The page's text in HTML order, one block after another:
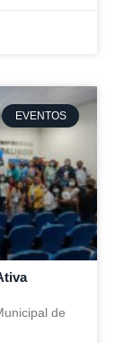
EVENTOS
de